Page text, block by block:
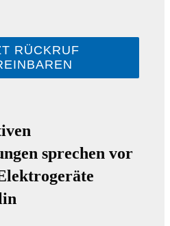
RÜCKRUF
sprechen vor